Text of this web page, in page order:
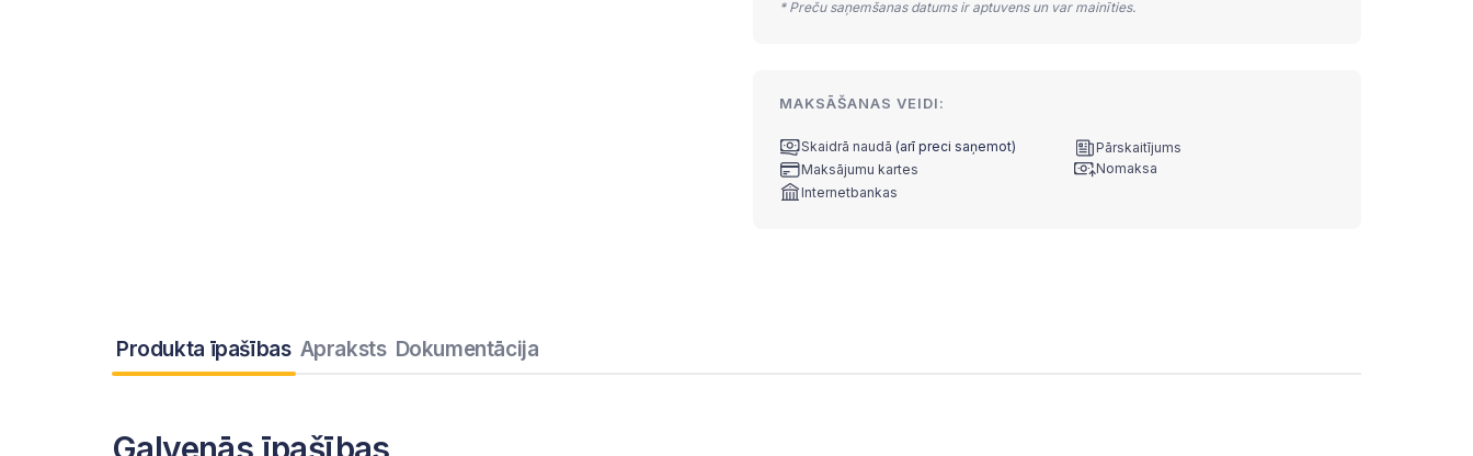
* Preču saņemšanas datums ir aptuvens un var mainīties.
MAKSĀŠANAS VEIDI:
Skaidrā naudā (arī preci saņemot)
Maksājumu kartes
Internetbankas
Pārskaitījums
Nomaksa
Produkta īpašības Apraksts Dokumentācija